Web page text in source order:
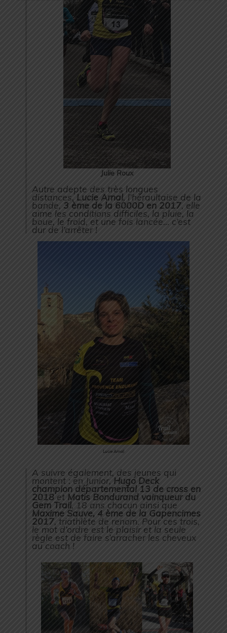
Julie Roux
Autre adepte des très longues
distances,Lucie Arnal, l’héraultaise de la
bande, 3 ème de la 6000D en 2017, elle
aime les conditions difficiles, la pluie, la
boue, le froid, et une fois lancée… c’est
dur de l’arrêter !
Lucie Arnal
A suivre également, des jeunes qui
montent : en Junior,Hugo Deck
champion départemental 13 de cross en
2018et Matis Bondurand vainqueur du
Gem Trail, 18 ans chacun ainsi que
Maxime Sauve, 4 ème de la Gapencimes
2017, triathlète de renom. Pour ces trois,
le mot d’ordre est le plaisir et la seule
règle est de faire s’arracher les cheveux
au coach !